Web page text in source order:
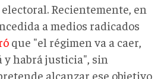
Recientemente, en
a medios radicados
que "el régimen va a caer,
habrá justicia", sin
alcanzar ese objetivo